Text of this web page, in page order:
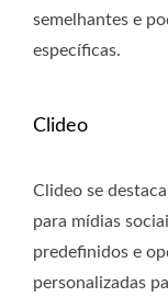
semelhantes e
específicas.
Clideo
Clideo se
para mídias
predefinidos e
personalizadas